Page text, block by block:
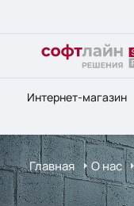
Интернет-магазин
Главная О нас